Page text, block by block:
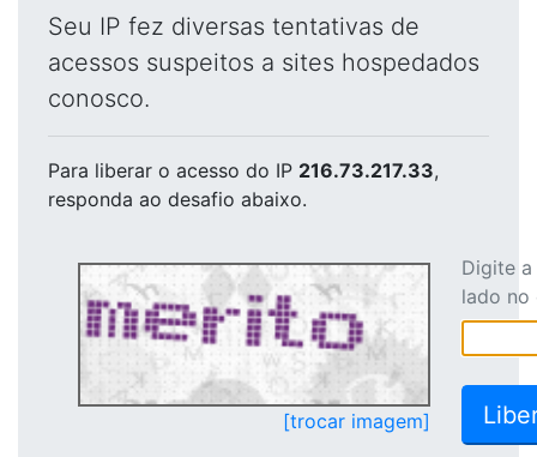
Seu IP fez diversas tentativas de
acessos suspeitos a sites hospedados
conosco.
Para liberar o acesso do IP 216.73.217.33,
responda ao desafio abaixo.
[trocar imagem]
Digite
lado no